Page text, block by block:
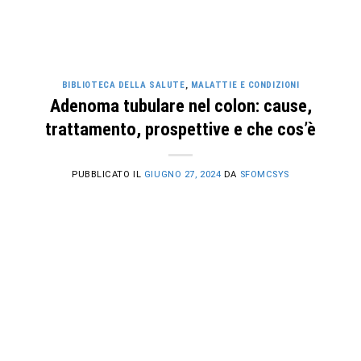
BIBLIOTECA DELLA SALUTE, MALATTIE E CONDIZIONI
Adenoma tubulare nel colon: cause,
trattamento, prospettive e che cos’è
PUBBLICATO IL GIUGNO 27, 2024 DA SFOMCSYS